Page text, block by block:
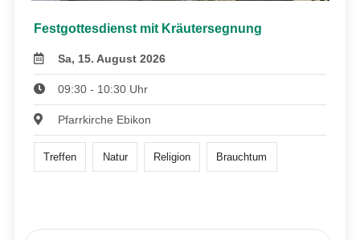
Festgottesdienst mit Kräutersegnung
Sa, 15. August 2026
09:30 - 10:30 Uhr
Pfarrkirche Ebikon
Treffen Natur Religion Brauchtum